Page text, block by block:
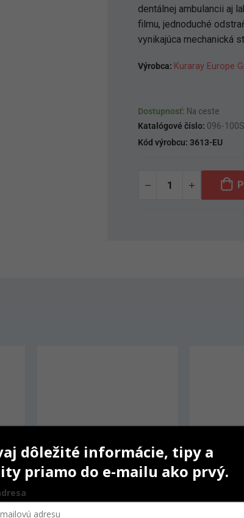
dentálnej ambulancii aj
filmu, jednoduché
vynikajúca mechanická
Výrobca: Kuraray Europe
Dostupnosť: Na ceste
Katalógové číslo: 096-100S
Kód výrobcu: 3613-EU
dôležité informácie, tipy a
priamo do e-mailu ako prvý.